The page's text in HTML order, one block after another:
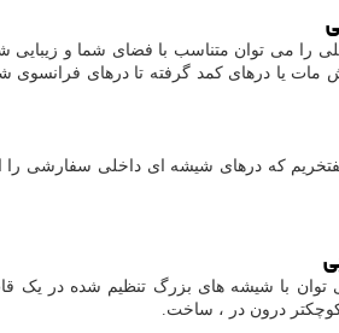
را می توان متناسب با فضای شما و
یا درهای کمد گرفته تا درهای فرانسوی
که درهای شیشه ای داخلی سفارشی
با شیشه های بزرگ تنظیم شده در یک
درون در ، ساخت.